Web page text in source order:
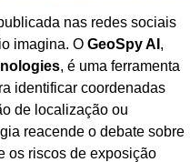
nas redes sociais
imagina. O GeoSpy AI ,
, é uma ferramenta
identificar coordenadas
de localização ou
reacende o debate sobre
os riscos de exposição